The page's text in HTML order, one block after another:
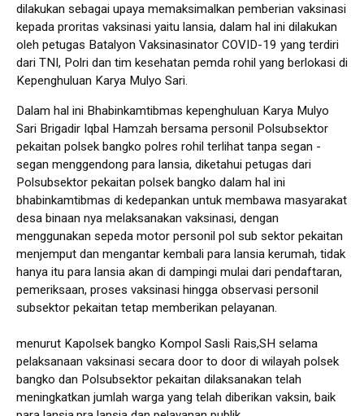
dilakukan sebagai upaya memaksimalkan pemberian vaksinasi
kepada proritas vaksinasi yaitu lansia, dalam hal ini dilakukan
oleh petugas Batalyon Vaksinasinator COVID-19 yang terdiri
dari TNI, Polri dan tim kesehatan pemda rohil yang berlokasi di
Kepenghuluan Karya Mulyo Sari.
Dalam hal ini Bhabinkamtibmas kepenghuluan Karya Mulyo
Sari Brigadir Iqbal Hamzah bersama personil Polsubsektor
pekaitan polsek bangko polres rohil terlihat tanpa segan -
segan menggendong para lansia, diketahui petugas dari
Polsubsektor pekaitan polsek bangko dalam hal ini
bhabinkamtibmas di kedepankan untuk membawa masyarakat
desa binaan nya melaksanakan vaksinasi, dengan
menggunakan sepeda motor personil pol sub sektor pekaitan
menjemput dan mengantar kembali para lansia kerumah, tidak
hanya itu para lansia akan di dampingi mulai dari pendaftaran,
pemeriksaan, proses vaksinasi hingga observasi personil
subsektor pekaitan tetap memberikan pelayanan.
menurut Kapolsek bangko Kompol Sasli Rais,SH selama
pelaksanaan vaksinasi secara door to door di wilayah polsek
bangko dan Polsubsektor pekaitan dilaksanakan telah
meningkatkan jumlah warga yang telah diberikan vaksin, baik